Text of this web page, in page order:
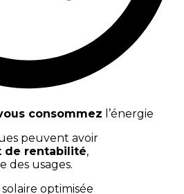
consommez l’énergie
peuvent avoir
de rentabilité,
des usages.